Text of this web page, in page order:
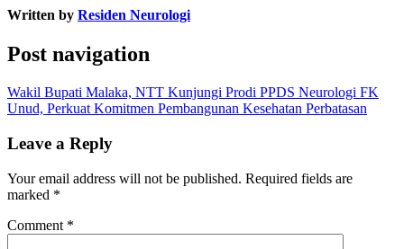
Written by Residen Neurologi
Post navigation
Wakil Bupati Malaka, NTT Kunjungi Prodi PPDS Neurologi FK
Unud, Perkuat Komitmen Pembangunan Kesehatan Perbatasan
Leave a Reply
Your email address will not be published. Required fields are
marked *
Comment *